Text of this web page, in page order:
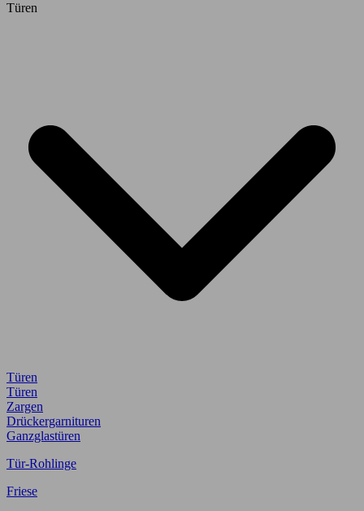
Türen
Türen
Türen
Zargen
Drückergarnituren
Ganzglastüren
Tür-Rohlinge
Friese